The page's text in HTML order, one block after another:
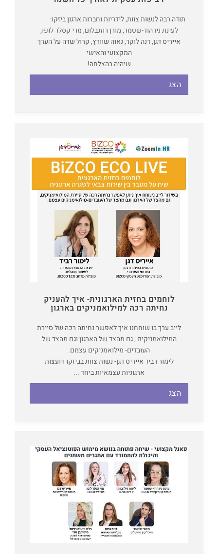
תודה רבה לנשות צוות, לידריות וחברות ארגון ביזקו:
לעינת נירהוד-שטמר, מורן רוזנבלום, מרי קסלר לופו,
אייריס דגן, דנה לוקר, נאוה שוורץ, קרול שדה על הערך
המקצועי והאישי
שיהיה בהצלחה!
הצג
לוחמים בחזית הארגונית- איך להעניק
נחיתה רכה למילואמניקים בארגון
לייב ערך בו שוחחנו איך לאפשר נחיתה רכה של סיירת
המילואמניקים , גם מהצד של הארגון וגם מהצד של
העובדים- מילואמניקים עצמם.
לימור רביד אייריס דגן- נשות צוות בביזקו ויועצות
ארגוניות עצמאיות ביחד ...
הצג